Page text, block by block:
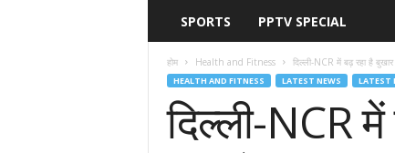
SPORTS PPTV SPECIAL
होम Health and Fitness दिल्ली-NCR में बढ़ रहा है
HEALTH AND FITNESS LATEST NEWS LATEST
दिल्ली-NCR